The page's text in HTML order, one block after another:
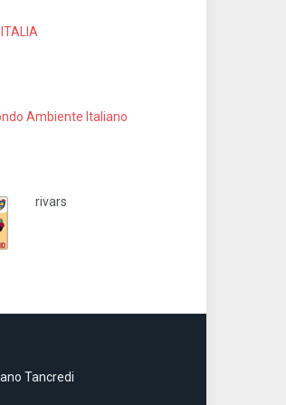
Ambiente Italiano
rivars
Tancredi